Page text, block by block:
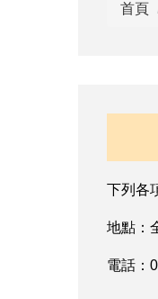
首頁
下列各
地點：
電話：